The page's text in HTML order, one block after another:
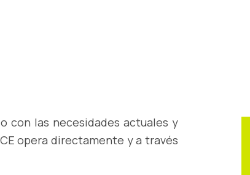
con las necesidades actuales y
opera directamente y a través